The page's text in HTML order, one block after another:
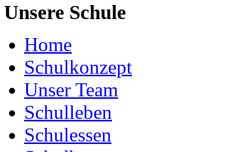
Unsere Schule
Home
Schulkonzept
Unser Team
Schulleben
Schulessen